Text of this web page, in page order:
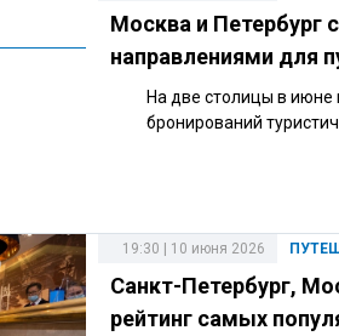
Москва и Петербург
направлениями для
На две столицы в июне
бронирований
19:30 | 10 июня 2026
Санкт-Петербург,
рейтинг самых